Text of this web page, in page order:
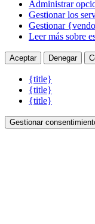
Administrar
Gestionar los
Gestionar
Leer más sobre
Aceptar Denegar
{title}
{title}
{title}
Gestionar